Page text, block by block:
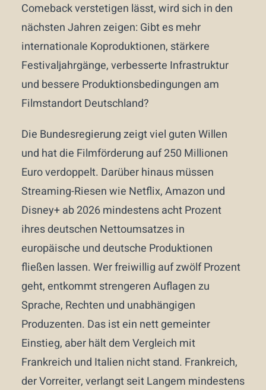
Comeback verstetigen lässt, wird sich in den
nächsten Jahren zeigen: Gibt es mehr
internationale Koproduktionen, stärkere
Festivaljahrgänge, verbesserte Infrastruktur
und bessere Produktionsbedingungen am
Filmstandort Deutschland?
Die Bundesregierung zeigt viel guten Willen
und hat die Filmförderung auf 250 Millionen
Euro verdoppelt. Darüber hinaus müssen
Streaming-Riesen wie Netflix, Amazon und
Disney+ ab 2026 mindestens acht Prozent
ihres deutschen Nettoumsatzes in
europäische und deutsche Produktionen
fließen lassen. Wer freiwillig auf zwölf Prozent
geht, entkommt strengeren Auflagen zu
Sprache, Rechten und unabhängigen
Produzenten. Das ist ein nett gemeinter
Einstieg, aber hält dem Vergleich mit
Frankreich und Italien nicht stand. Frankreich,
der Vorreiter, verlangt seit Langem mindestens